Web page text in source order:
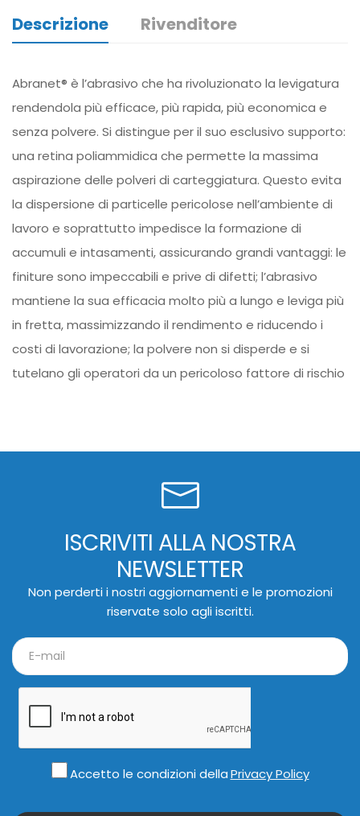
Descrizione Rivenditore
Abranet® è l’abrasivo che ha rivoluzionato la levigatura
rendendola più efficace, più rapida, più economica e
senza polvere. Si distingue per il suo esclusivo supporto:
una retina poliammidica che permette la massima
aspirazione delle polveri di carteggiatura. Questo evita
la dispersione di particelle pericolose nell’ambiente di
lavoro e soprattutto impedisce la formazione di
accumuli e intasamenti, assicurando grandi vantaggi: le
finiture sono impeccabili e prive di difetti; l’abrasivo
mantiene la sua efficacia molto più a lungo e leviga più
in fretta, massimizzando il rendimento e riducendo i
costi di lavorazione; la polvere non si disperde e si
tutelano gli operatori da un pericoloso fattore di rischio
ISCRIVITI ALLA NOSTRA
NEWSLETTER
Non perderti i nostri aggiornamenti e le promozioni
riservate solo agli iscritti.
Accetto le condizioni dellaPrivacy Policy